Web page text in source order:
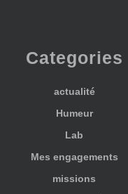
Categories
actualité
Humeur
Lab
Mes engagements
missions